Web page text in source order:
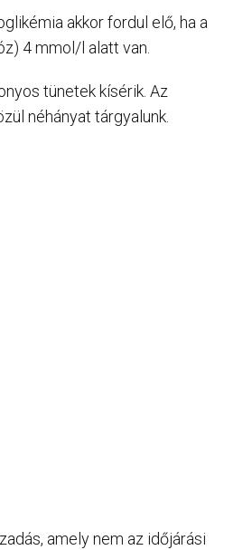
akkor fordul elő, ha a
4 mmol/l alatt van.
tünetek kísérik. Az
néhányat tárgyalunk.
amely nem az időjárási